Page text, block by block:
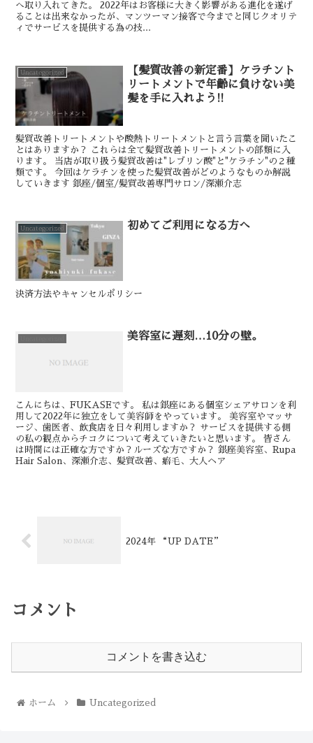
へ取り入れてきた。 2022年はお客様に大きく影響がある進化を遂げ
ることは出来なかったが、マンツーマン接客で今までと同じクオリテ
ィでサービスを提供する為の技...
Uncategorized
【髪質改善の新定番】ケラチント
リートメントで年齢に負けない美
髪を手に入れよう!!
髪質改善トリートメントや酸熱トリートメントと言う言葉を聞いたこ
とはありますか？ これらは全て髪質改善トリートメントの部類に入
ります。 当店が取り扱う髪質改善は"レブリン酸"と"ケラチン"の２種
類です。 今回はケラチンを使った髪質改善がどのようなものか解説
していきます 銀座/個室/髪質改善専門サロン/深瀬介志
Uncategorized 初めてご利用になる方へ
決済方法やキャンセルポリシー
美容室に遅刻…10分の壁。
こんにちは、FUKASEです。 私は銀座にある個室シェアサロンを利
用して2022年に独立をして美容師をやっています。 美容室やマッサ
ージ、歯医者、飲食店を日々利用しますか？ サービスを提供する側
の私の観点からチコクについて考えていきたいと思います。 皆さん
は時間には正確な方ですか？ルーズな方ですか？ 銀座美容室、Rupa
Hair Salon、深瀬介志、髪質改善、癖毛、大人ヘア
2024年 “UP DATE”
コメント
コメントを書き込む
ホーム Uncategorized